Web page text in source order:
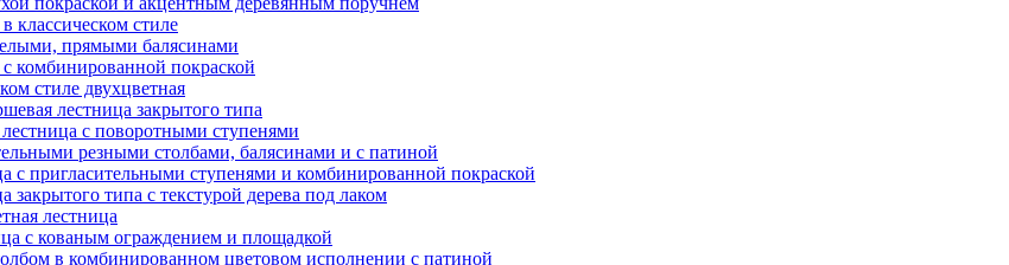
классическом стиле
прямыми балясинами
комбинированной покраской
стиле двухцветная
лестница закрытого типа
с поворотными ступенями
резными столбами, балясинами и с патиной
с пригласительными ступенями и комбинированной покраской
типа с текстурой дерева под лаком
лестница
с кованым ограждением и площадкой
в комбинированном цветовом исполнении с патиной